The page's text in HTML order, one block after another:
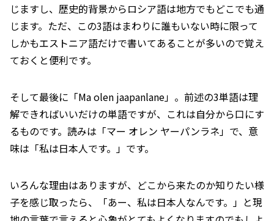
じますし、歴史的背景からロシア語は地方でもどこでも通
じます。ただ、この3語はまわりに誰もいない時に限って
しかもエストニア語だけで書いてあることが多いので覚え
ておくと便利です。
そして最後に「Ma olen jaapanlane」。前述の3単語は理
解できればいいだけの単語ですが、これは自分から口にす
るものです。読みは「マー オレン ヤーパンラネ」で、意
味は「私は日本人です。」です。
いろんな理由はありますが、どこから来たのか知りたい様
子を感じ取ったら、「あー、私は日本人なんです。」と現